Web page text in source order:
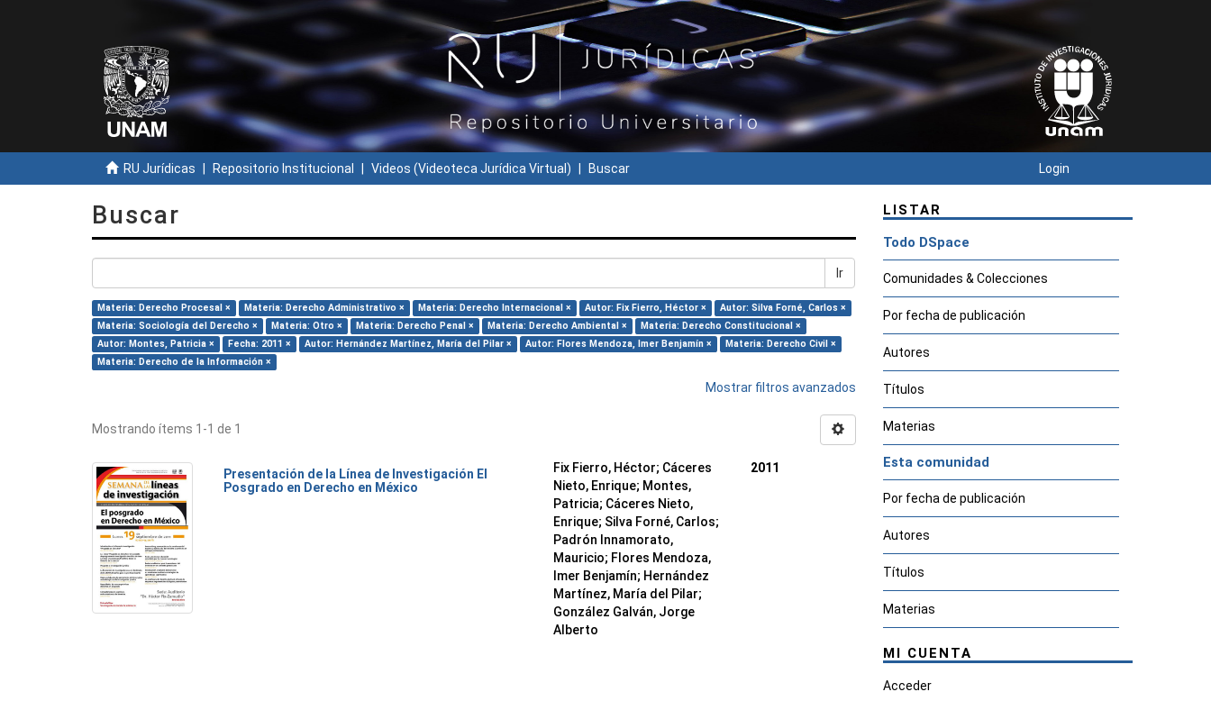
RU Jurídicas Repositorio Institucional Videos (Videoteca Jurídica Virtual) Buscar Login
Buscar
Ir
Materia: Derecho Procesal × Materia: Derecho Administrativo × Materia: Derecho Internacional × Autor: Fix Fierro, Héctor ×
Autor: Silva Forné, Carlos ×
Materia: Sociología del Derecho ×
Materia: Otro × Materia: Derecho Penal × Materia: Derecho Ambiental ×
Materia: Derecho Constitucional ×
Autor: Montes, Patricia ×
Fecha: 2011 × Autor: Hernández Martínez, María del Pilar × Autor: Flores Mendoza, Imer Benjamín ×
Materia: Derecho Civil ×
Materia: Derecho de la Información ×
Mostrar filtros avanzados
Mostrando ítems 1-1 de 1
Presentación de la Línea de Investigación El
Posgrado en Derecho en México
Fix Fierro, Héctor; Cáceres
Nieto, Enrique; Montes,
Patricia; Cáceres Nieto,
Enrique; Silva Forné, Carlos;
Padrón Innamorato,
Mauricio; Flores Mendoza,
Imer Benjamín; Hernández
Martínez, María del Pilar;
González Galván, Jorge
Alberto
2011
LISTAR
Todo DSpace
Comunidades & Colecciones
Por fecha de publicación
Autores
Títulos
Materias
Esta comunidad
Por fecha de publicación
Autores
Títulos
Materias
MI CUENTA
Acceder